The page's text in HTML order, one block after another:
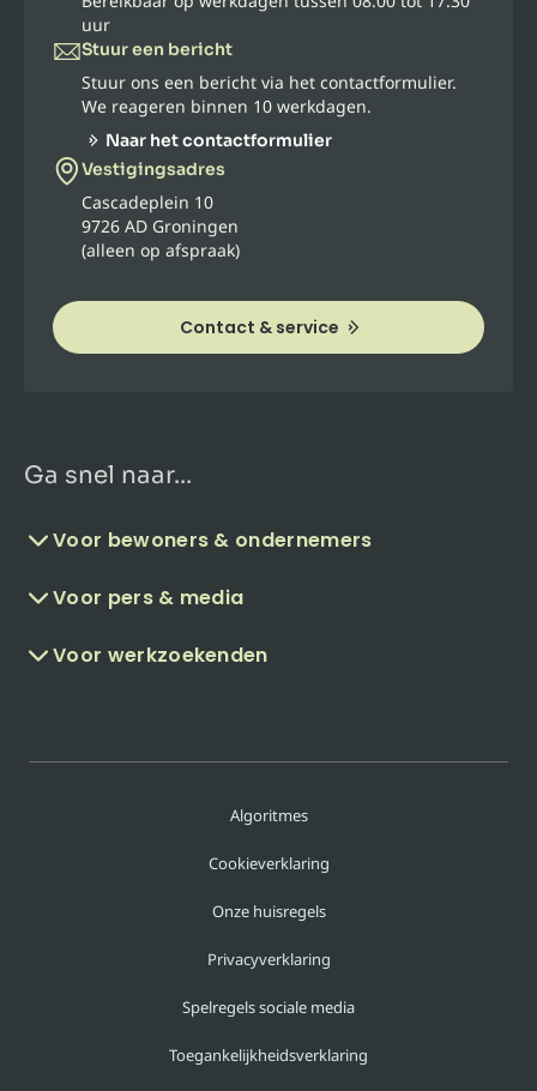
uur
Stuur een bericht
Stuur ons een bericht via het contactformulier.
We reageren binnen 10 werkdagen.
Naar het contactformulier
Vestigingsadres
Cascadeplein 10
9726 AD Groningen
(alleen op afspraak)
Contact & service
Ga snel naar...
Voor bewoners & ondernemers
Voor pers & media
Voor werkzoekenden
Algoritmes
Cookieverklaring
Onze huisregels
Privacyverklaring
Spelregels sociale media
Toegankelijkheidsverklaring